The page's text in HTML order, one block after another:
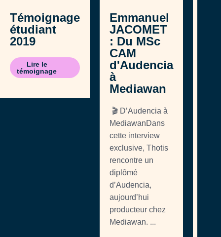
Témoignage
étudiant
2019
Lire le
témoignage
Emmanuel
JACOMET
: Du MSc
CAM
d'Audencia
à
Mediawan
🎬 D’Audencia à
MediawanDans
cette interview
exclusive, Thotis
rencontre un
diplômé
d’Audencia,
aujourd’hui
producteur chez
Mediawan. ...